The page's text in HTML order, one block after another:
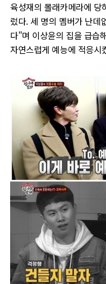
육성재의 몰래카메라에 당
렀다. 세 명의 멤버가 난데
다"며 이상윤의 집을 급습
자연스럽게 예능에 적응시